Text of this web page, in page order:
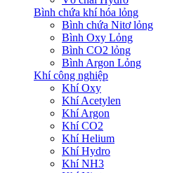
Bình chứa khí hóa lỏng
Bình chứa Nitơ lỏng
Bình Oxy Lỏng
Bình CO2 lỏng
Bình Argon Lỏng
Khí công nghiệp
Khí Oxy
Khí Acetylen
Khí Argon
Khí CO2
Khí Helium
Khí Hydro
Khí NH3